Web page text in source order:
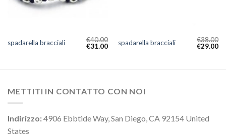
spadarella bracciali €40.00
€31.00 spadarella bracciali €38.00
€29.00
METTITI IN CONTATTO CON NOI
Indirizzo:4906 Ebbtide Way, San Diego, CA 92154 United
States